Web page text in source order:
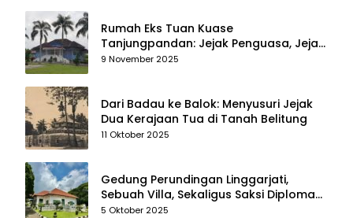
Rumah Eks Tuan Kuase
Tanjungpandan: Jejak Penguasa, Jejak
Kenangan
9 November 2025
Dari Badau ke Balok: Menyusuri Jejak
Dua Kerajaan Tua di Tanah Belitung
11 Oktober 2025
Gedung Perundingan Linggarjati,
Sebuah Villa, Sekaligus Saksi Diplomasi
yang Mengubah Arah Bangsa
5 Oktober 2025